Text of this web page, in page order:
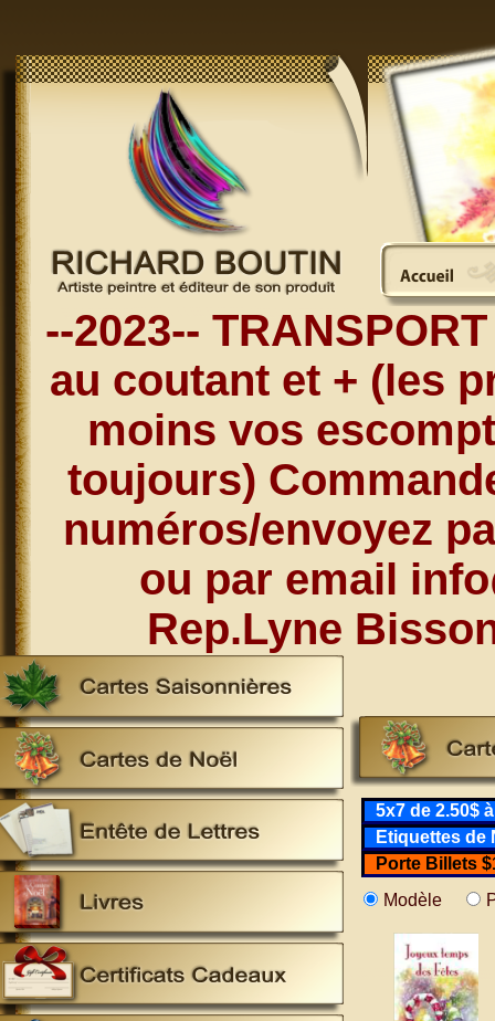
--2023--
au coutant et + (les
moins vos
toujours)
numéros/envoyez
ou par email
Rep.Lyne
5x7 de 2.50$
Etiquettes de
Porte Billets
Modèle